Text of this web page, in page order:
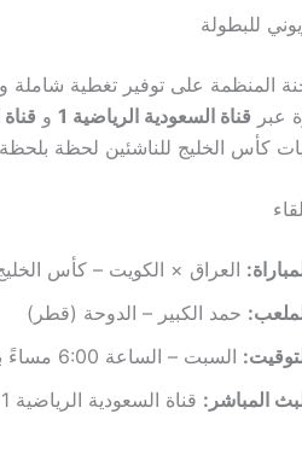
للبطولة
المنظمة على توفير تغطية شاملة
عبر قناة السعودية الرياضية 1 و
كأس الخليج للناشئين لحظة
العراق × الكويت – كأس الخليج
حمد الكبير – الدوحة (قطر)
السبت – الساعة 6:00 مساءً بتوقيت بغداد
المباشر: قناة السعودية الرياضية 1 – قناة الكأس 4